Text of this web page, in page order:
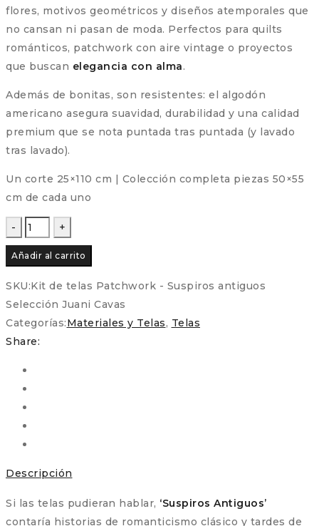
flores, motivos geométricos y diseños atemporales que
no cansan ni pasan de moda. Perfectos para quilts
románticos, patchwork con aire vintage o proyectos
que buscan elegancia con alma.
Además de bonitas, son resistentes: el algodón
americano asegura suavidad, durabilidad y una calidad
premium que se nota puntada tras puntada (y lavado
tras lavado).
Un corte 25×110 cm | Colección completa piezas 50×55
cm de cada uno
Kit
de
telas
Patchwork
-
Suspiros
antiguos
Juani
Cavas
cantidad
Añadir al carrito
SKU:Kit de telas Patchwork - Suspiros antiguos
Selección Juani Cavas
Categorías:Materiales y Telas, Telas
Share:
Descripción
Si las telas pudieran hablar, ‘Suspiros Antiguos’
contaría historias de romanticismo clásico y tardes de